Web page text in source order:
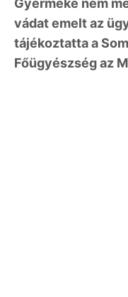
Gyermeke nem
vádat emelt az
tájékoztatta a
Főügyészség az